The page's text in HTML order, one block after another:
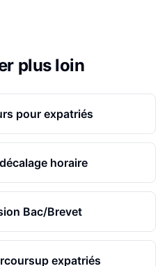
plus loin
pour expatriés
horaire
Bac/Brevet
expatriés